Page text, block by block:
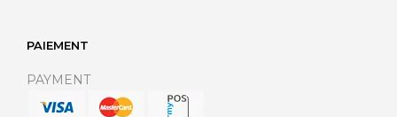
PAIEMENT
PAYMENT